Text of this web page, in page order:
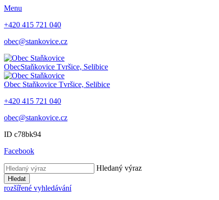
Menu
+420 415 721 040
obec@stankovice.cz
ObecStaňkovice Tvršice, Selibice
Obec Staňkovice Tvršice, Selibice
+420 415 721 040
obec@stankovice.cz
ID c78bk94
Facebook
Hledaný výraz
Hledat
rozšířené vyhledávání